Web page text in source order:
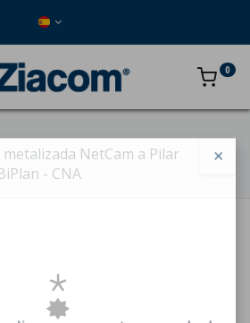
0
metalizada NetCam a Pilar
- CNA
×